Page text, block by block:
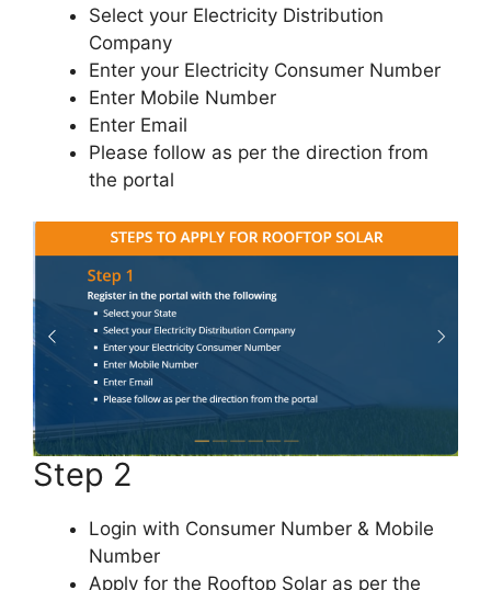
Select your Electricity Distribution
Company
Enter your Electricity Consumer Number
Enter Mobile Number
Enter Email
Please follow as per the direction from
the portal
Step 2
Login with Consumer Number & Mobile
Number
Apply for the Rooftop Solar as per the